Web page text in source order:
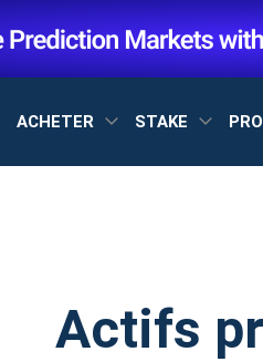
ACHETER STAKE
Actifs